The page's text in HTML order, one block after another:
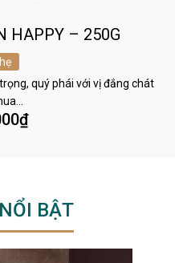
HAPPY – 250G
quý phái với vị đắng chát
₫
BẬT